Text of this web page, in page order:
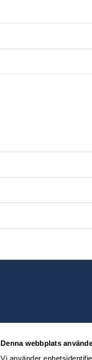
Denna webbplats